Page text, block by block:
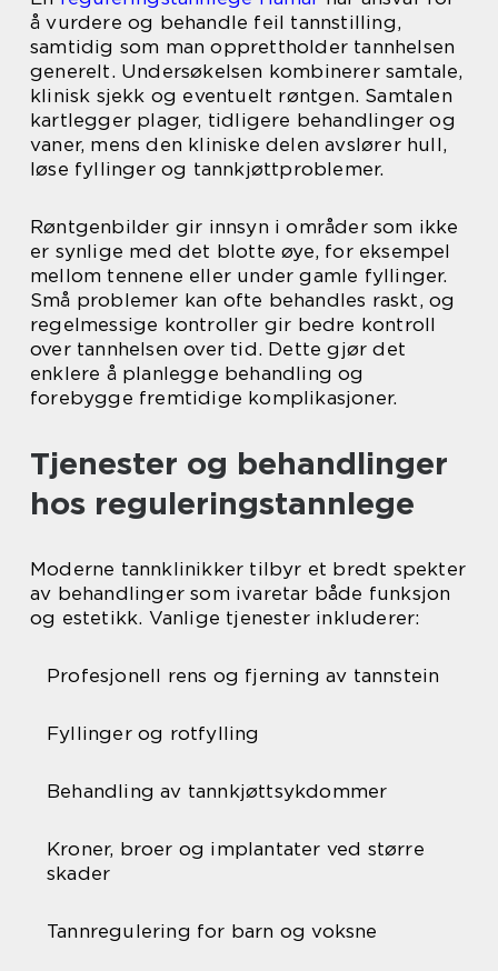
å vurdere og behandle feil tannstilling,
samtidig som man opprettholder tannhelsen
generelt. Undersøkelsen kombinerer samtale,
klinisk sjekk og eventuelt røntgen. Samtalen
kartlegger plager, tidligere behandlinger og
vaner, mens den kliniske delen avslører hull,
løse fyllinger og tannkjøttproblemer.
Røntgenbilder gir innsyn i områder som ikke
er synlige med det blotte øye, for eksempel
mellom tennene eller under gamle fyllinger.
Små problemer kan ofte behandles raskt, og
regelmessige kontroller gir bedre kontroll
over tannhelsen over tid. Dette gjør det
enklere å planlegge behandling og
forebygge fremtidige komplikasjoner.
Tjenester og behandlinger
hos reguleringstannlege
Moderne tannklinikker tilbyr et bredt spekter
av behandlinger som ivaretar både funksjon
og estetikk. Vanlige tjenester inkluderer:
Profesjonell rens og fjerning av tannstein
Fyllinger og rotfylling
Behandling av tannkjøttsykdommer
Kroner, broer og implantater ved større
skader
Tannregulering for barn og voksne